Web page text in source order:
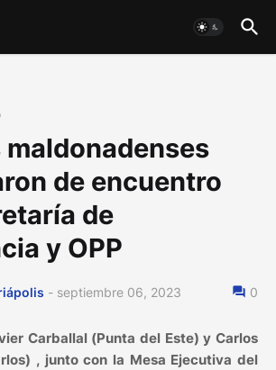
de encuentro
de
y OPP
- septiembre 06, 2023 0
Carballal (Punta del Este) y Carlos
, junto con la Mesa Ejecutiva del